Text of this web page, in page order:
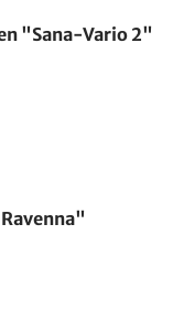
"Sana-Vario 2"